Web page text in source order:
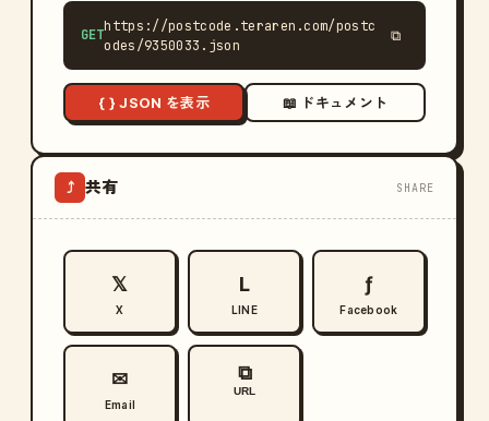
GET
https://postcode.teraren.com/postc
odes/9350033.json
⧉
{ } JSON を表示 📖 ドキュメント
⤴ 共有 SHARE
𝕏
X
L
LINE
ƒ
Facebook
✉
Email
⧉
URL